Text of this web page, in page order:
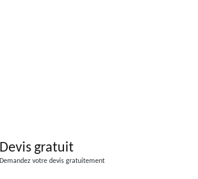
Devis gratuit
Demandez votre devis gratuitement